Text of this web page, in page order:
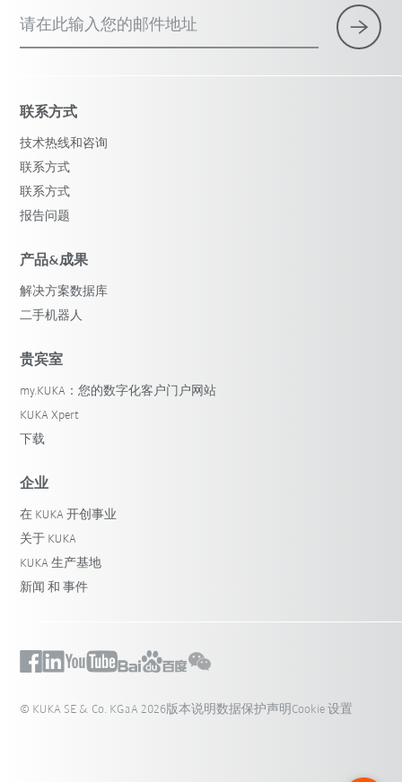
请在此输入您的邮件地址
联系方式
技术热线和咨询
联系方式
联系方式
报告问题
产品&成果
解决方案数据库
二手机器人
贵宾室
my.KUKA：您的数字化客户门户网站
KUKA Xpert
下载
企业
在 KUKA 开创事业
关于 KUKA
KUKA 生产基地
新闻 和 事件
© KUKA SE & Co. KGaA 2026版本说明数据保护声明 Cookie 设置